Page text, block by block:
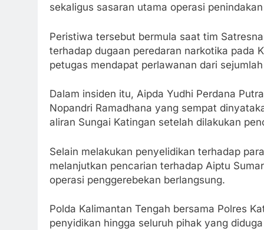
sekaligus sasaran utama operasi
Peristiwa tersebut bermula saat tim
terhadap dugaan peredaran narkotika pada
petugas mendapat perlawanan dari
Dalam insiden itu, Aipda Yudhi Perdana
Nopandri Ramadhana yang sempat
aliran Sungai Katingan setelah dilakukan
Selain melakukan penyelidikan terhadap
melanjutkan pencarian terhadap Aiptu
operasi penggerebekan berlangsung.
Polda Kalimantan Tengah bersama Polres
penyidikan hingga seluruh pihak yang